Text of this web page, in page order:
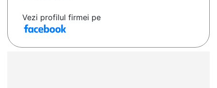
Vezi profilul firmei pe